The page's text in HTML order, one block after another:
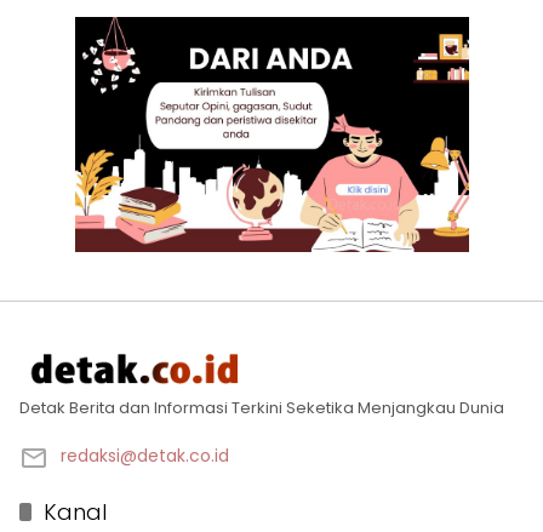
Detak Berita dan Informasi Terkini Seketika Menjangkau Dunia
redaksi@detak.co.id
Kanal